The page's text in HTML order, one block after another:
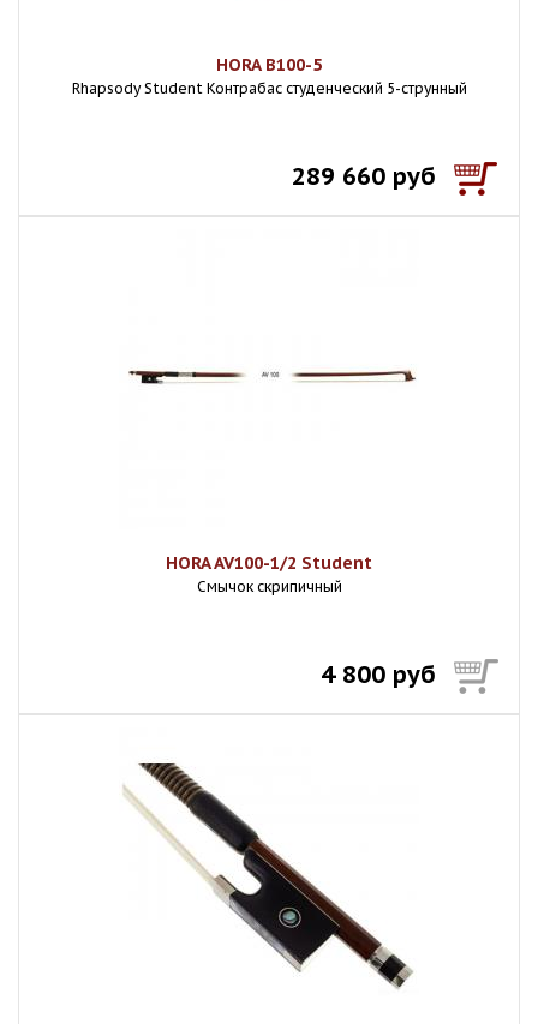
HORA B100-5
Rhapsody Student Контрабас студенческий 5-струнный
289 660 руб
HORA AV100-1/2 Student
Смычок скрипичный
4 800 руб